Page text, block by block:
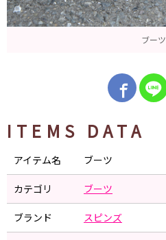
ブーツ
ITEMS DATA
アイテム名 ブーツ
カテゴリ ブーツ
ブランド スピンズ